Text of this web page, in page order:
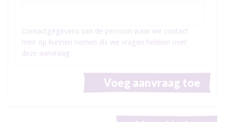
Contactgegevens van de persoon waar we contact
mee op kunnen nemen als we vragen hebben over
deze aanvraag.
Voeg aanvraag toe